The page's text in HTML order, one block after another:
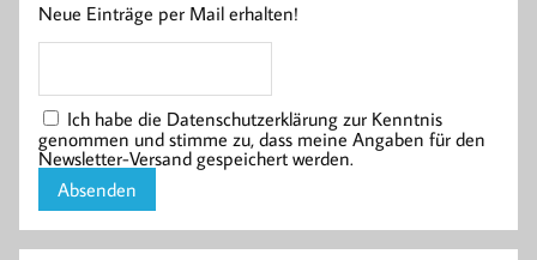
Neue Einträge per Mail erhalten!
Ich habe die Datenschutzerklärung zur Kenntnis
genommen und stimme zu, dass meine Angaben für den
Newsletter-Versand gespeichert werden.